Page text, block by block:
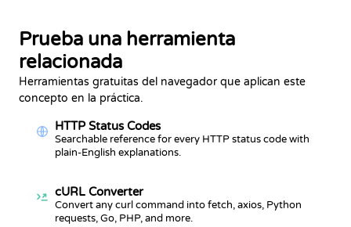
Prueba una herramienta
relacionada
Herramientas gratuitas del navegador que aplican este
concepto en la práctica.
HTTP Status Codes
Searchable reference for every HTTP status code with
plain-English explanations.
cURL Converter
Convert any curl command into fetch, axios, Python
requests, Go, PHP, and more.